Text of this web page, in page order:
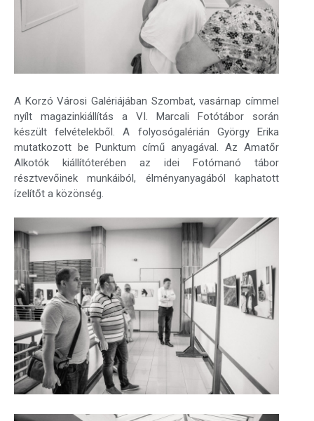
A Korzó Városi Galériájában Szombat, vasárnap címmel
nyílt magazinkiállítás a VI. Marcali Fotótábor során
készült felvételekből. A folyosógalérián György Erika
mutatkozott be Punktum című anyagával. Az Amatőr
Alkotók kiállítóterében az idei Fotómanó tábor
résztvevőinek munkáiból, élményanyagából kaphatott
ízelítőt a közönség.